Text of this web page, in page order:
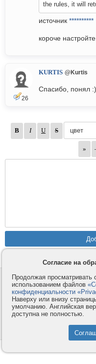
the rules, it will
источник **********
короче
26
KURTIS @Kurtis
Спасибо, понял :)
Контакты
Компания
Услуги
Как оплатить
© 2008-2026
Согласие на
Продолжая просматривать
использованием файлов
конфиденциальности
Наверху или внизу
умолчанию. Английская
доступна не полностью.